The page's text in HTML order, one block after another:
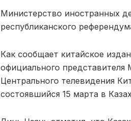
Министерство иностранных
республиканского
Как сообщает китайское
официального
Центрального телевидения
состоявшийся 15 марта в